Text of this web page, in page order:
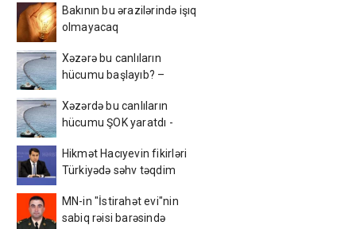
Bakının bu ərazilərində işıq
olmayacaq
Xəzərə bu canlıların
hücumu başlayıb? –
yaratdı / FOTO
Xəzərdə bu canlıların
hücumu ŞOK yaratdı -
Hikmət Hacıyevin fikirləri
Türkiyədə səhv təqdim
MN-in "İstirahət evi"nin
sabiq rəisi barəsində